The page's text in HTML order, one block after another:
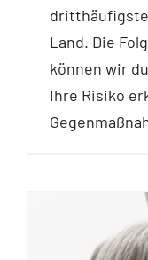
Land. Die
können wir
Ihre Risiko